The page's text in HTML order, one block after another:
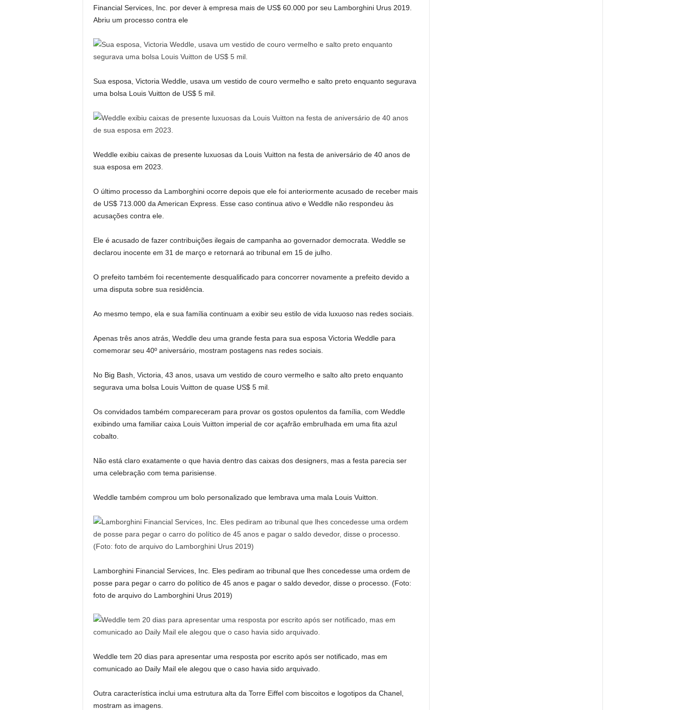
Financial Services, Inc. por dever à empresa mais de US$ 60.000 por seu Lamborghini Urus 2019.
Abriu um processo contra ele
Sua esposa, Victoria Weddle, usava um vestido de couro vermelho e salto preto enquanto segurava
uma bolsa Louis Vuitton de US$ 5 mil.
Weddle exibiu caixas de presente luxuosas da Louis Vuitton na festa de aniversário de 40 anos de
sua esposa em 2023.
O último processo da Lamborghini ocorre depois que ele foi anteriormente acusado de receber mais
de US$ 713.000 da American Express. Esse caso continua ativo e Weddle não respondeu às
acusações contra ele.
Ele é acusado de fazer contribuições ilegais de campanha ao governador democrata. Weddle se
declarou inocente em 31 de março e retornará ao tribunal em 15 de julho.
O prefeito também foi recentemente desqualificado para concorrer novamente a prefeito devido a
uma disputa sobre sua residência.
Ao mesmo tempo, ela e sua família continuam a exibir seu estilo de vida luxuoso nas redes sociais.
Apenas três anos atrás, Weddle deu uma grande festa para sua esposa Victoria Weddle para
comemorar seu 40º aniversário, mostram postagens nas redes sociais.
No Big Bash, Victoria, 43 anos, usava um vestido de couro vermelho e salto alto preto enquanto
segurava uma bolsa Louis Vuitton de quase US$ 5 mil.
Os convidados também compareceram para provar os gostos opulentos da família, com Weddle
exibindo uma familiar caixa Louis Vuitton imperial de cor açafrão embrulhada em uma fita azul
cobalto.
Não está claro exatamente o que havia dentro das caixas dos designers, mas a festa parecia ser
uma celebração com tema parisiense.
Weddle também comprou um bolo personalizado que lembrava uma mala Louis Vuitton.
Lamborghini Financial Services, Inc. Eles pediram ao tribunal que lhes concedesse uma ordem de
posse para pegar o carro do político de 45 anos e pagar o saldo devedor, disse o processo. (Foto:
foto de arquivo do Lamborghini Urus 2019)
Weddle tem 20 dias para apresentar uma resposta por escrito após ser notificado, mas em
comunicado ao Daily Mail ele alegou que o caso havia sido arquivado.
Outra característica inclui uma estrutura alta da Torre Eiffel com biscoitos e logotipos da Chanel,
mostram as imagens.